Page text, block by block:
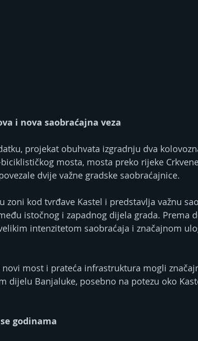
i nova saobraćajna veza
projekat obuhvata izgradnju dva
mosta, mosta preko rijeke
dvije važne gradske saobraćajnice.
zoni kod tvrđave Kastel i predstavlja važnu
istočnog i zapadnog dijela grada. Prema
intenzitetom saobraćaja i značajnom
novi most i prateća infrastruktura mogli
dijelu Banjaluke, posebno na potezu oko
godinama